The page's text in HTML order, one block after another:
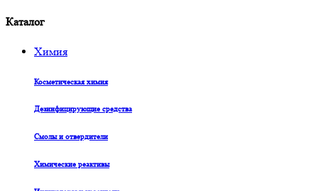
Каталог
Химия
Косметическая химия
Дезинфицирующие средства
Смолы и отвердители
Химические реактивы